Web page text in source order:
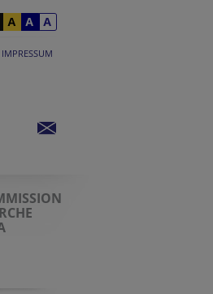
IMPRESSUM